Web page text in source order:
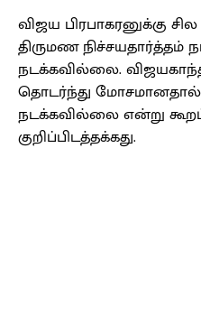
விஜய பிரபாகரனுக்கு
திருமண
நடக்கவில்லை.
தொடர்ந்து
நடக்கவில்லை என்று
குறிப்பிடத்தக்கது.